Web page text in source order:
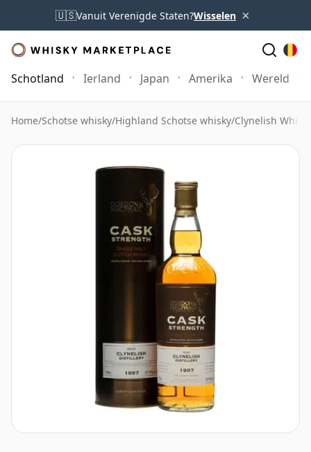
🇺🇸Vanuit Verenigde Staten?Wisselen ×
Schotland Ierland Japan Amerika Wereld
Home/Schotse whisky/Highland Schotse whisky/Clynelish